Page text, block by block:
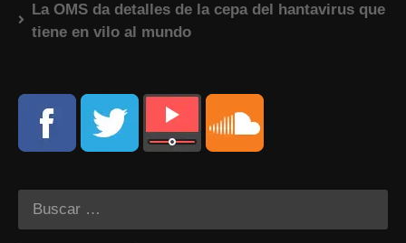
La OMS da detalles de la cepa del hantavirus que
tiene en vilo al mundo